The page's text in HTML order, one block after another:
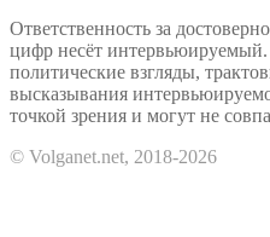
Ответственность за
цифр несёт
политические взгляды,
высказывания
точкой зрения и могут не
© Volganet.net, 2018-2026